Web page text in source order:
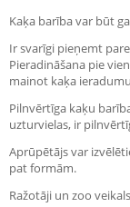
Kaķa barība var būt
Ir svarīgi pieņemt
Pieradināšana pie
mainot kaķa
Pilnvērtīga kaķu
uzturvielas, ir
Aprūpētājs var
pat formām.
Ražotāji un zoo